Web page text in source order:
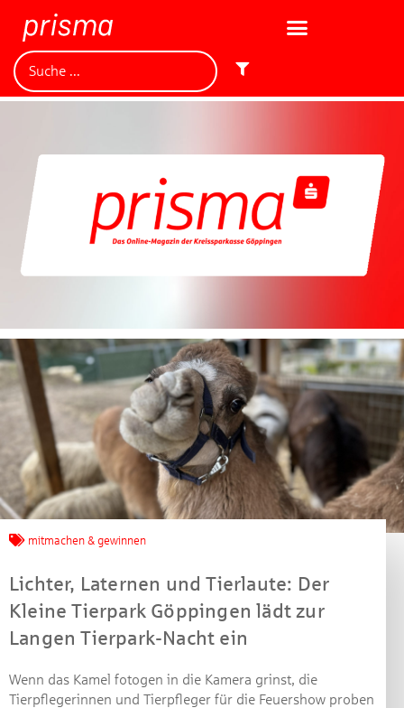
mitmachen & gewinnen
Lichter, Laternen und Tierlaute: Der
Kleine Tierpark Göppingen lädt zur
Langen Tierpark-Nacht ein
Wenn das Kamel fotogen in die Kamera grinst, die
Tierpflegerinnen und Tierpfleger für die Feuershow proben